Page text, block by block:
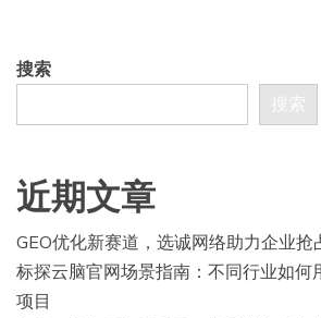
搜索
搜索
近期文章
GEO优化新赛道，选诚网络助力企业抢
标探云脑官网场景指南：不同行业如何
项目